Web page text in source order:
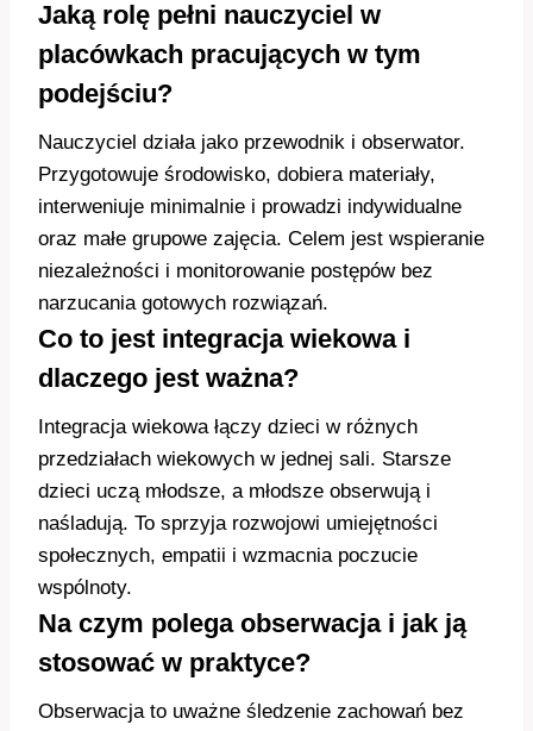
Jaką rolę pełni nauczyciel w
placówkach pracujących w tym
podejściu?
Nauczyciel działa jako przewodnik i obserwator.
Przygotowuje środowisko, dobiera materiały,
interweniuje minimalnie i prowadzi indywidualne
oraz małe grupowe zajęcia. Celem jest wspieranie
niezależności i monitorowanie postępów bez
narzucania gotowych rozwiązań.
Co to jest integracja wiekowa i
dlaczego jest ważna?
Integracja wiekowa łączy dzieci w różnych
przedziałach wiekowych w jednej sali. Starsze
dzieci uczą młodsze, a młodsze obserwują i
naśladują. To sprzyja rozwojowi umiejętności
społecznych, empatii i wzmacnia poczucie
wspólnoty.
Na czym polega obserwacja i jak ją
stosować w praktyce?
Obserwacja to uważne śledzenie zachowań bez